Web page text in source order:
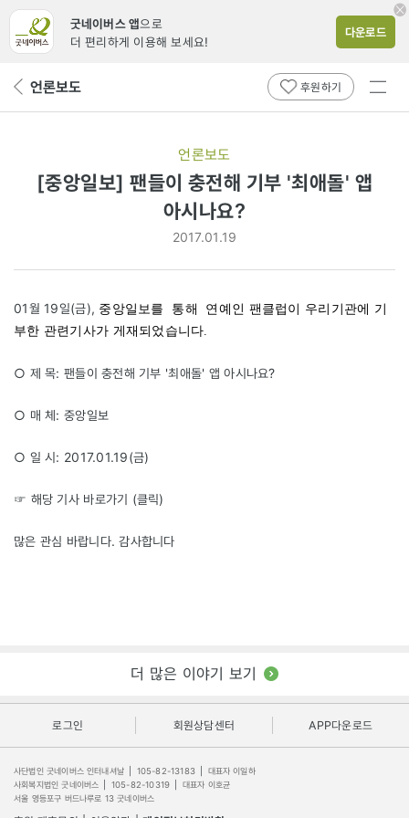
굿네이버스 앱으로
더 편리하게 이용해 보세요!
다운로드
뒤 언론보도 후원하기
전체
언론보도
[중앙일보] 팬들이 충전해 기부 '최애돌' 앱
아시나요?
2017.01.19
01월 19일(금), 중앙일보를 통해 연예인 팬클럽이 우리기관에 기
부한 관련기사가 게재되었습니다.
○ 제 목: 팬들이 충전해 기부 '최애돌' 앱 아시나요?
○ 매 체: 중앙일보
○ 일 시: 2017.01.19(금)
☞ 해당 기사 바로가기 (클릭)
많은 관심 바랍니다. 감사합니다
더 많은 이야기 보기
로그인 회원상담센터 APP다운로드
사단법인 굿네이버스 인터내셔날 105-82-13183
대표자 이일하
사회복지법인 굿네이버스
105-82-10319
대표자 이호균
서울 영등포구 버드나루로 13 굿네이버스